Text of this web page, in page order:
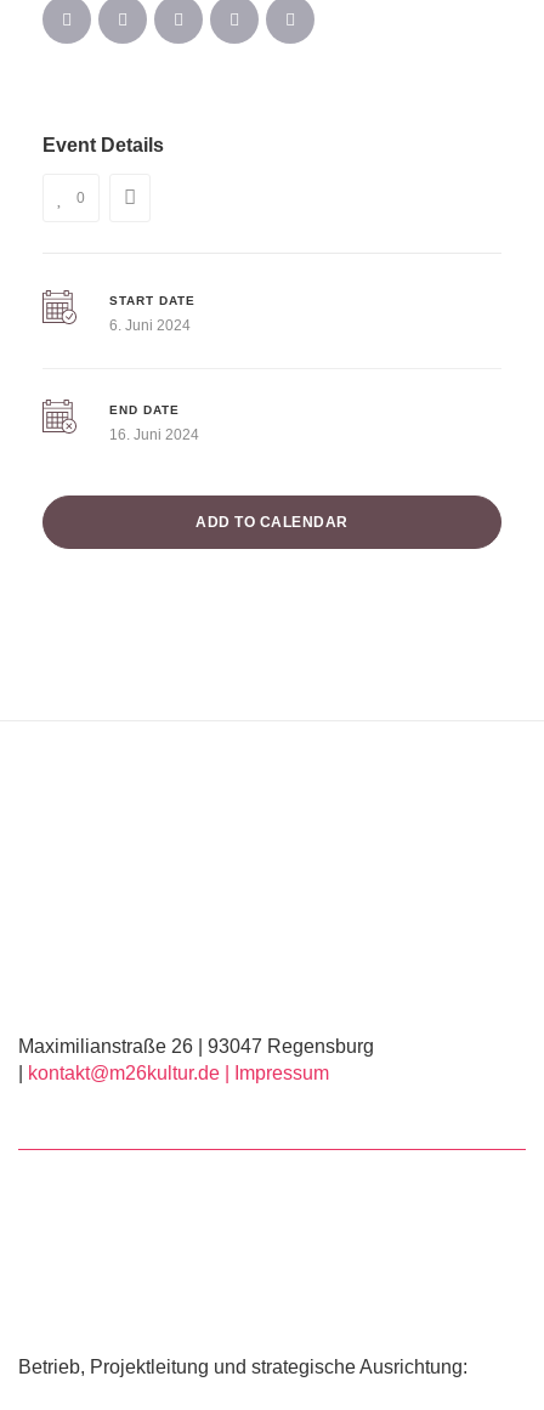
Event Details
0
START DATE
6. Juni 2024
END DATE
16. Juni 2024
ADD TO CALENDAR
Maximilianstraße 26 | 93047 Regensburg
kontakt@m26kultur.de | Impressum
Betrieb, Projektleitung und strategische Ausrichtung: